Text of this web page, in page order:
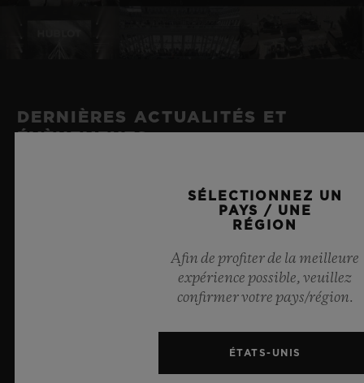
DERNIÈRES ACTUALITÉS ET
SÉLECTIONNEZ UN
PAYS / UNE
RÉGION
Afin de profiter de la meilleure
expérience possible, veuillez
confirmer votre pays/région.
ÉTATS-UNIS